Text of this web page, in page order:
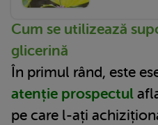
Cum se utilizează
glicerină
În primul rând, este
atenție prospectul
pe care l-ați